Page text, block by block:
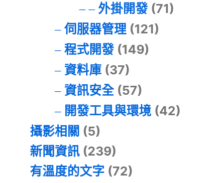
外掛開發(71)
伺服器管理(121)
程式開發(149)
資料庫(37)
資訊安全(57)
開發工具與環境(42)
攝影相關 (5)
新聞資訊 (239)
有溫度的文字 (72)